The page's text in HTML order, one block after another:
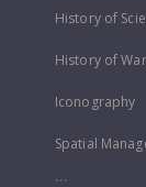
History of
History of
Iconography
Spatial
...